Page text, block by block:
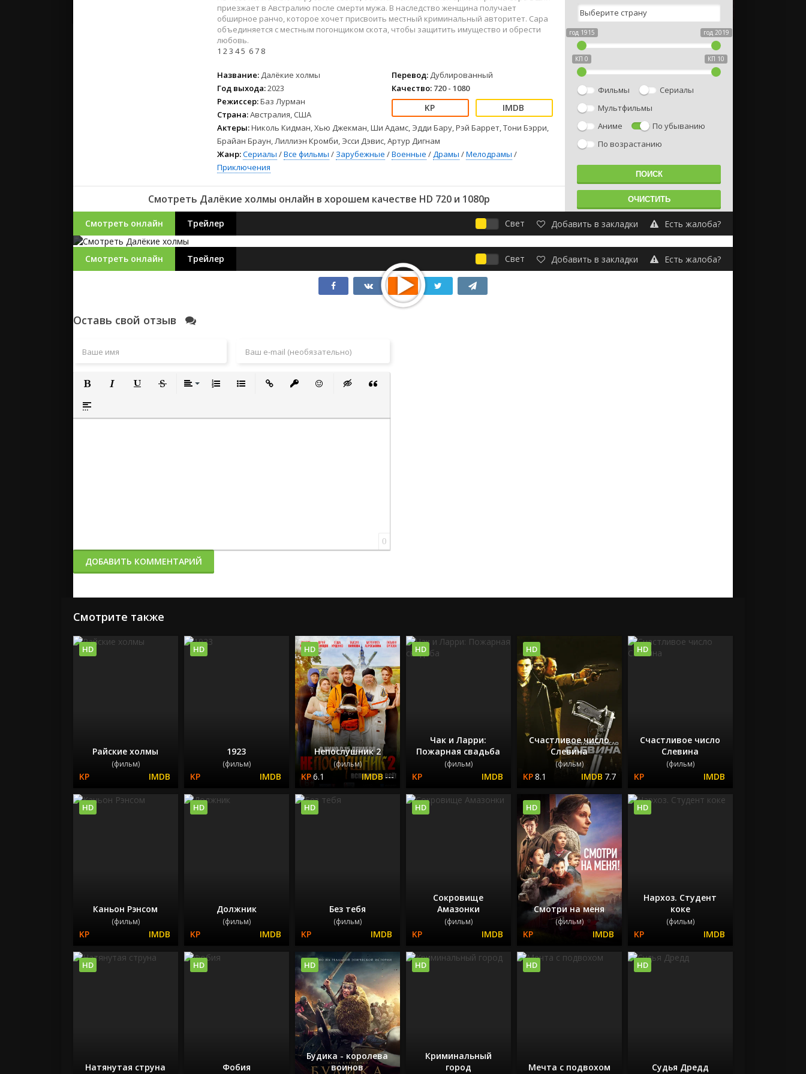
2022
2021
СССР
Зарубежные
Детские
Драмы
Спорт
Триллеры
Фэнтези
2022
2021
СССР
Фильмы из соцетей
приезжает в Австралию после смерти мужа. В наследство женщина получает
обширное ранчо, которое хочет присвоить местный криминальный авторитет. Сара
объединяется с местным погонщиком скота, чтобы защитить имущество и обрести
любовь.
1 23 45 67 8
Название: Далёкие холмы
Год выхода:2023
Режиссер:Баз Лурман
Страна:Австралия, США
Перевод: Дублированный
Качество: 720 - 1080
Актеры:Николь Кидман, Хью Джекман, Ши Адамс, Эдди Бару, Рэй Баррет, Тони Бэрри,
Брайан Браун, Лиллиэн Кромби, Эсси Дэвис, Артур Дигнам
Жанр:Сериалы /Все фильмы / Зарубежные /Военные /Драмы /Мелодрамы /
Приключения
Смотреть Далёкие холмы онлайн в хорошем качестве HD 720 и 1080p
год 1915 год 2019
КП 0 КП 10
Фильмы
Сериалы
Мультфильмы
Аниме
По убыванию
По возрастанию
Смотреть онлайн Трейлер Свет Добавить в закладки Есть жалоба?
Смотреть онлайн Трейлер Свет Добавить в закладки Есть жалоба?
Оставь свой отзыв
Полужирный
Вставка спойлера
0
ДОБАВИТЬ КОММЕНТАРИЙ
Смотрите также
Райские холмы
(фильм)
HD
1923
(фильм)
HD
Непослушник 2
(фильм)
6.1 ---
HD
Чак и Ларри:
Пожарная свадьба
(фильм)
HD
Счастливое число
Слевина
(фильм)
8.1 7.7
HD
Счастливое число
Слевина
(фильм)
HD
Каньон Рэнсом
(фильм)
HD
Должник
(фильм)
HD
Без тебя
(фильм)
HD
Сокровище
Амазонки
(фильм)
HD
Смотри на меня
(фильм)
HD
Нархоз. Студент
коке
(фильм)
HD
Натянутая струна
HD
Фобия
HD
Будика - королева
воинов
HD
Криминальный
город
HD
Мечта с подвохом
HD
Судья Дредд
HD